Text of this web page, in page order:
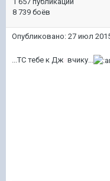
8 739 боёв
Опубликовано: 27 июл
...ТС тебе к Дж вчику...